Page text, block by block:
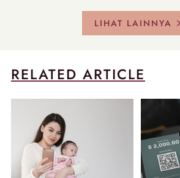
LIHAT LAINNYA
RELATED ARTICLE